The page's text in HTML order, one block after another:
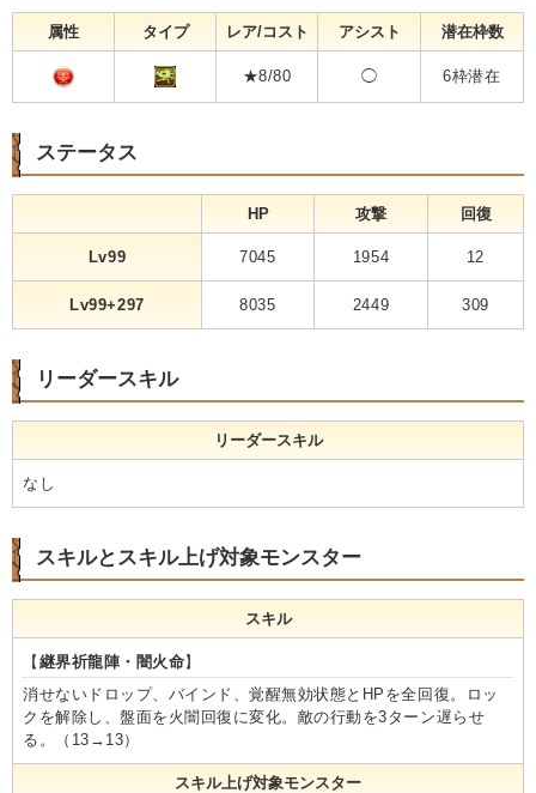
属性 タイプ レア/コスト アシスト 潜在枠数
★8/80 ◯ 6枠潜在
ステータス
HP 攻撃 回復
Lv99 7045 1954 12
Lv99+297 8035 2449 309
リーダースキル
リーダースキル
なし
スキルとスキル上げ対象モンスター
スキル
【 継界祈龍陣・闇火命】
消せないドロップ、バインド、覚醒無効状態とHPを全回復。ロッ
クを解除し、盤面を火闇回復に変化。敵の行動を3ターン遅らせ
る。（13→13）
スキル上げ対象モンスター